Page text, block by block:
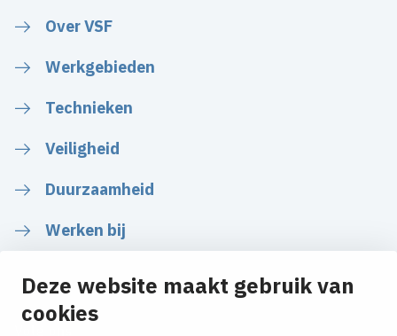
Deze website maakt gebruik van
cookies
Over VSF
Werkgebieden
Technieken
Veiligheid
Duurzaamheid
Werken bij